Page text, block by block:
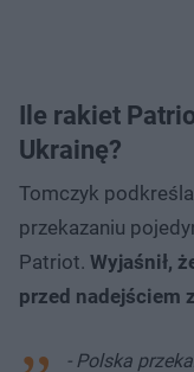
Ile rakiet
Ukrainę?
Tomczyk
przekazaniu
Patriot. Wyjaśnił,
przed nadejściem
- Polska